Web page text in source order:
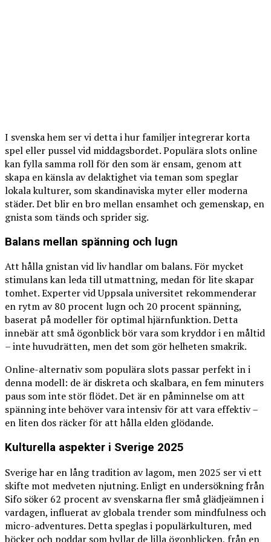
I svenska hem ser vi detta i hur familjer integrerar korta
spel eller pussel vid middagsbordet. Populära slots online
kan fylla samma roll för den som är ensam, genom att
skapa en känsla av delaktighet via teman som speglar
lokala kulturer, som skandinaviska myter eller moderna
städer. Det blir en bro mellan ensamhet och gemenskap, en
gnista som tänds och sprider sig.
Balans mellan spänning och lugn
Att hålla gnistan vid liv handlar om balans. För mycket
stimulans kan leda till utmattning, medan för lite skapar
tomhet. Experter vid Uppsala universitet rekommenderar
en rytm av 80 procent lugn och 20 procent spänning,
baserat på modeller för optimal hjärnfunktion. Detta
innebär att små ögonblick bör vara som kryddor i en måltid
– inte huvudrätten, men det som gör helheten smakrik.
Online-alternativ som populära slots passar perfekt in i
denna modell: de är diskreta och skalbara, en fem minuters
paus som inte stör flödet. Det är en påminnelse om att
spänning inte behöver vara intensiv för att vara effektiv –
en liten dos räcker för att hålla elden glödande.
Kulturella aspekter i Sverige 2025
Sverige har en lång tradition av lagom, men 2025 ser vi ett
skifte mot medveten njutning. Enligt en undersökning från
Sifo söker 62 procent av svenskarna fler små glädjeämnen i
vardagen, influerat av globala trender som mindfulness och
micro-adventures. Detta speglas i populärkulturen, med
böcker och poddar som hyllar de lilla ögonblicken, från en